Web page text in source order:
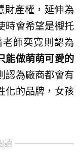
財產權，延伸為
時會希望是襯托
師奕寬則認為
能做萌萌可愛的
認為廠商都會有
化的品牌，女孩
讀